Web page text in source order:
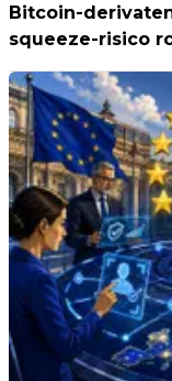
Bitcoin-
squeeze-risico